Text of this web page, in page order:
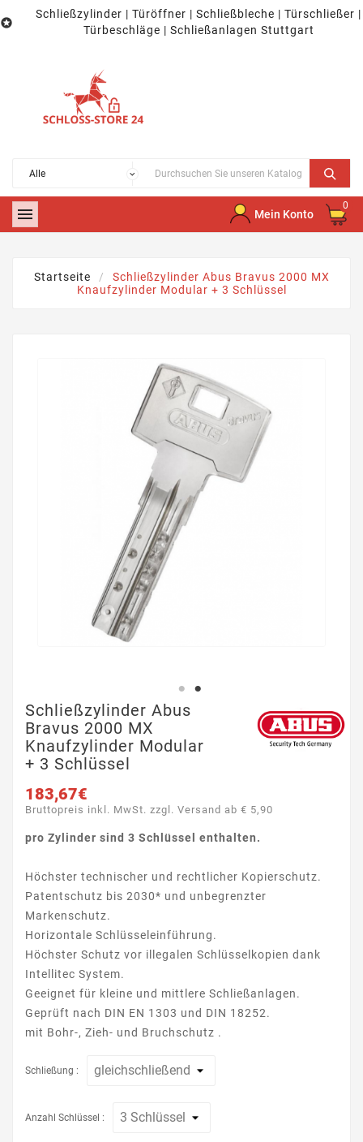

Schließzylinder | Türöffner | Schließbleche | Türschließer |
Türbeschläge | Schließanlagen Stuttgart
 Mein Konto
0
Startseite
Schließzylinder Abus Bravus 2000 MX
Knaufzylinder Modular + 3 Schlüssel
Schließzylinder Abus
Bravus 2000 MX
Knaufzylinder Modular
+ 3 Schlüssel
183,67€
Bruttopreis inkl. MwSt. zzgl. Versand ab € 5,90
pro Zylinder sind 3 Schlüssel enthalten.
Höchster technischer und rechtlicher Kopierschutz.
Patentschutz bis 2030* und unbegrenzter
Markenschutz.
Horizontale Schlüsseleinführung.
Höchster Schutz vor illegalen Schlüsselkopien dank
Intellitec System.
Geeignet für kleine und mittlere Schließanlagen.
Geprüft nach DIN EN 1303 und DIN 18252.
mit Bohr-, Zieh- und Bruchschutz .
Schließung :
Anzahl Schlüssel :